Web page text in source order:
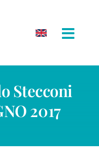
Stecconi
2017